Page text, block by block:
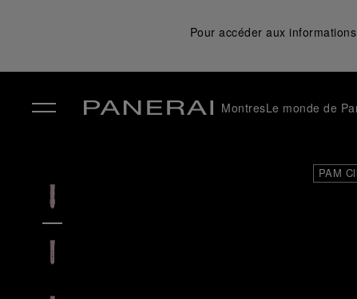
Pour accéder aux
MontresLe monde de
PAM